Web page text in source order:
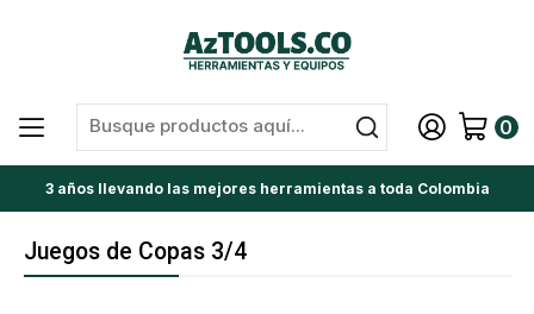
0
3 años llevando las mejores herramientas a toda Colombia
Juegos de Copas 3/4